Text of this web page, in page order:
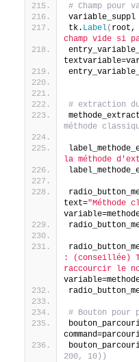
# Champ pour
variable_suppl
tk. Label( root,
champ vide si
# extraction
méthode
la méthode
text="Méthode
: (conseillée)
raccourcir le
# Bouton
200, 10))